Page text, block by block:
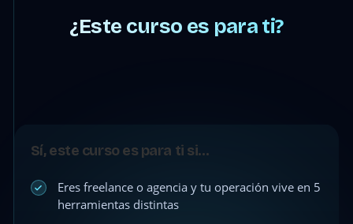
¿Este curso es para ti?
Sí, este curso es para ti si…
Eres freelance o agencia y tu operación vive en 5
herramientas distintas